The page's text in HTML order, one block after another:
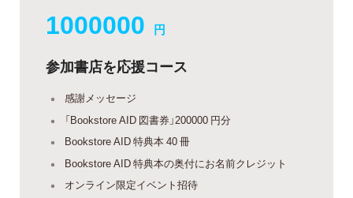
1000000 円
参加書店を応援コース
感謝メッセージ
「Bookstore AID 図書券」200000 円分
Bookstore AID 特典本 40 冊
Bookstore AID 特典本の奥付にお名前クレジット
オンライン限定イベント招待